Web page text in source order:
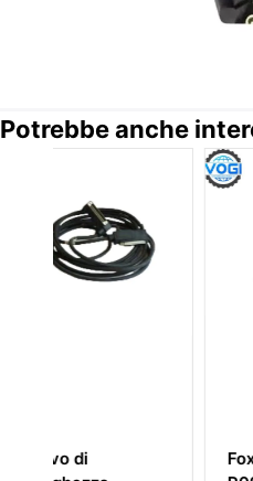
Potrebbe anche
FBM205
Foxboro